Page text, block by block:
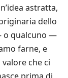
astratta,
dello
o qualcuno —
farne, e
che ci